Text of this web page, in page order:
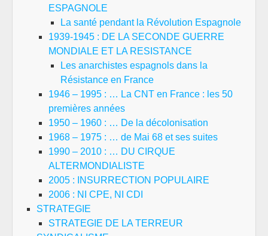
ESPAGNOLE
La santé pendant la Révolution Espagnole
1939-1945 : DE LA SECONDE GUERRE
MONDIALE ET LA RESISTANCE
Les anarchistes espagnols dans la
Résistance en France
1946 – 1995 : … La CNT en France : les 50
premières années
1950 – 1960 : … De la décolonisation
1968 – 1975 : … de Mai 68 et ses suites
1990 – 2010 : … DU CIRQUE
ALTERMONDIALISTE
2005 : INSURRECTION POPULAIRE
2006 : NI CPE, NI CDI
STRATEGIE
STRATEGIE DE LA TERREUR